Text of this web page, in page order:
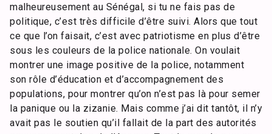
malheureusement au Sénégal, si tu ne fais pas de
politique, c’est très difficile d’être suivi. Alors que tout
ce que l’on faisait, c’est avec patriotisme en plus d’être
sous les couleurs de la police nationale. On voulait
montrer une image positive de la police, notamment
son rôle d’éducation et d’accompagnement des
populations, pour montrer qu’on n’est pas là pour semer
la panique ou la zizanie. Mais comme j’ai dit tantôt, il n’y
avait pas le soutien qu’il fallait de la part des autorités